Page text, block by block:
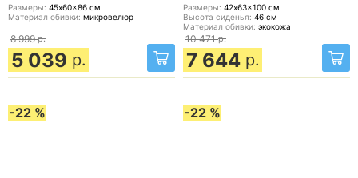
Размеры: 45x60x86 см
Материал обивки: микровелюр
8 999 р.
5 039 р.
Размеры: 42x63x100 см
Высота сиденья: 46 см
Материал обивки: экокожа
10 471 р.
7 644 р.
-22 % -22 %